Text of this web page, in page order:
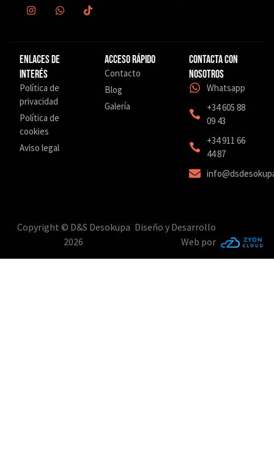
Enlaces de
interés
Política de
privacidad
Política de
cookies
Aviso legal
Acceso Rápido
Contacto
Blog
Galería
Contacta con
nosotros
Whatsapp
+34 605 88
09 43
‎+34 911 66
44 87
Copyright © D&S Desokupa
2026
Diseño y Desarrollo
Web por